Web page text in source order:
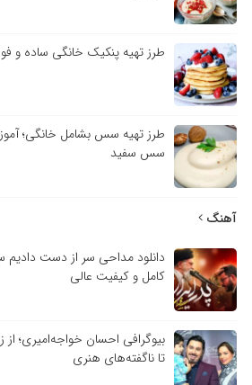
طرز تهیه پنکیک خانگی ساده و فوری؛
طرز تهیه سس بشامل خانگی؛
سس سفید
آهنگ
دانلود مداحی سر از دست دادیم
کامل و کیفیت عالی
بیوگرافی احسان
تا ناگفته‌های هنری